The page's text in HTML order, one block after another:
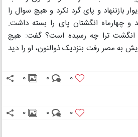
بازننهاد و پای گرد نکرد و هیچ سوال را
و چهارماه انگشتان پای را بسته داشت.
انگشت ترا چه رسیده است؟ گفت: هیچ
به مصر رفت بنزدیک ذوالنون، او را دید
0
0
0
0
0
0